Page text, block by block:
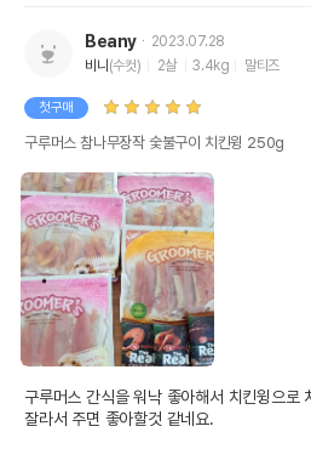
Beany
2023.07.28
비니 (수컷) 2살 3.4kg 말티즈
첫구매
구루머스 참나무장작 숯불구이 치킨윙 250g
구루머스 간식을 워낙 좋아해서 치킨윙으로
잘라서 주면 좋아할것 같네요.